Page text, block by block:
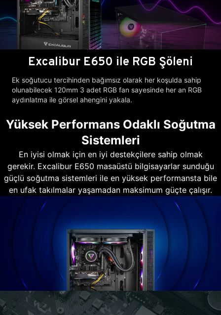
Excalibur E650 ile RGB Şöleni
Ek soğutucu tercihinden bağımsız olarak her koşulda sahip
olunabilecek 120mm 3 adet RGB fan sayesinde her an RGB
aydınlatma ile görsel ahengini yakala.
Yüksek Performans Odaklı Soğutma
Sistemleri
En iyisi olmak için en iyi destekçilere sahip olmak
gerekir. Excalibur E650 masaüstü bilgisayarlar sunduğu
güçlü soğutma sistemleri ile en yüksek performansta bile
en ufak takılmalar yaşamadan maksimum güçte çalışır.